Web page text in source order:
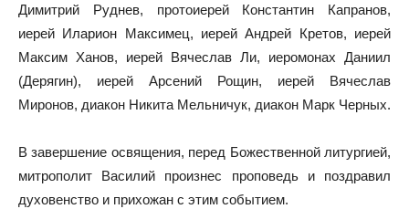
Димитрий Руднев, протоиерей Константин Капранов,
иерей Иларион Максимец, иерей Андрей Кретов, иерей
Максим Ханов, иерей Вячеслав Ли, иеромонах Даниил
(Дерягин), иерей Арсений Рощин, иерей Вячеслав
Миронов, диакон Никита Мельничук, диакон Марк Черных.
В завершение освящения, перед Божественной литургией,
митрополит Василий произнес проповедь и поздравил
духовенство и прихожан с этим событием.